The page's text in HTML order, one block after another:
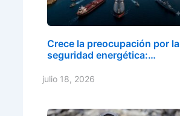
Crece la preocupación por la
seguridad energética:…
julio 18, 2026